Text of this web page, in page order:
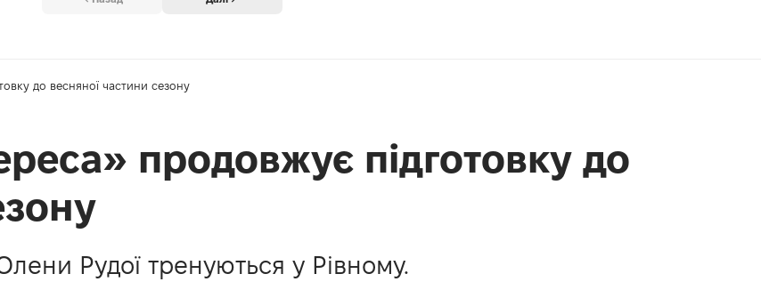
до весняної частини сезону
продовжує підготовку до
Рудої тренуються у Рівному.